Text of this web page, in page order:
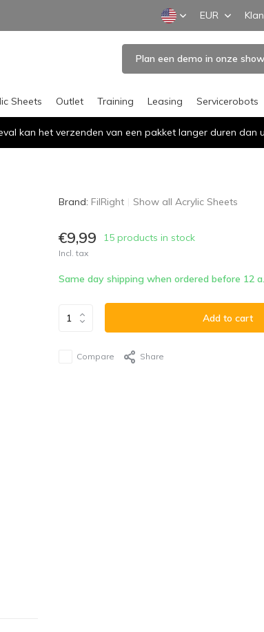
EUR
Plan een demo in onze
Sheets Outlet Training Leasing Servicerobots
kan het verzenden van een pakket langer duren dan
Brand: FilRight Show all Acrylic Sheets
€9,99 15 products in stock
Incl. tax
Same day shipping when ordered before 12
Add to cart
Compare Share